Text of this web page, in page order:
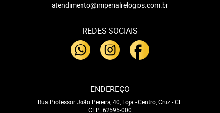
atendimento@imperialrelogios.com.br
REDES SOCIAIS
ENDEREÇO
Rua Professor João Pereira, 40, Loja -Centro, Cruz-CE
CEP: 62595-000